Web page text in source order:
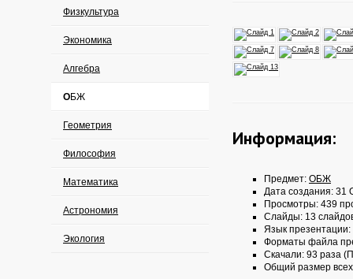
Физкультура
Экономика
Алгебра
ОБЖ
Геометрия
Философия
Математика
Астрономия
Экология
Информация:
Предмет: ОБЖ
Дата создания: 31
Просмотры: 439
Слайды: 13
Язык презентации:
Форматы файла
Скачали: 93 раза
Общий размер